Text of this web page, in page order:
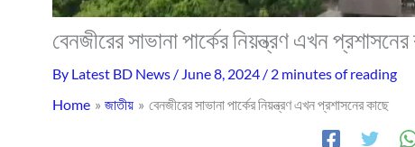
বেনজীরের সাভানা পার্কের নিয়ন্ত্রণ এখন
By Latest BD News / June 8, 2024 / 2 minutes of reading
Home
জাতীয় বেনজীরের সাভানা পার্কের নিয়ন্ত্রণ এখন প্রশাসনের কাছে